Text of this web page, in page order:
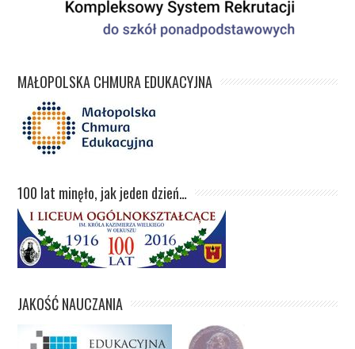
MAŁOPOLSKA CHMURA EDUKACYJNA
100 lat minęło, jak jeden dzień…
JAKOŚĆ NAUCZANIA